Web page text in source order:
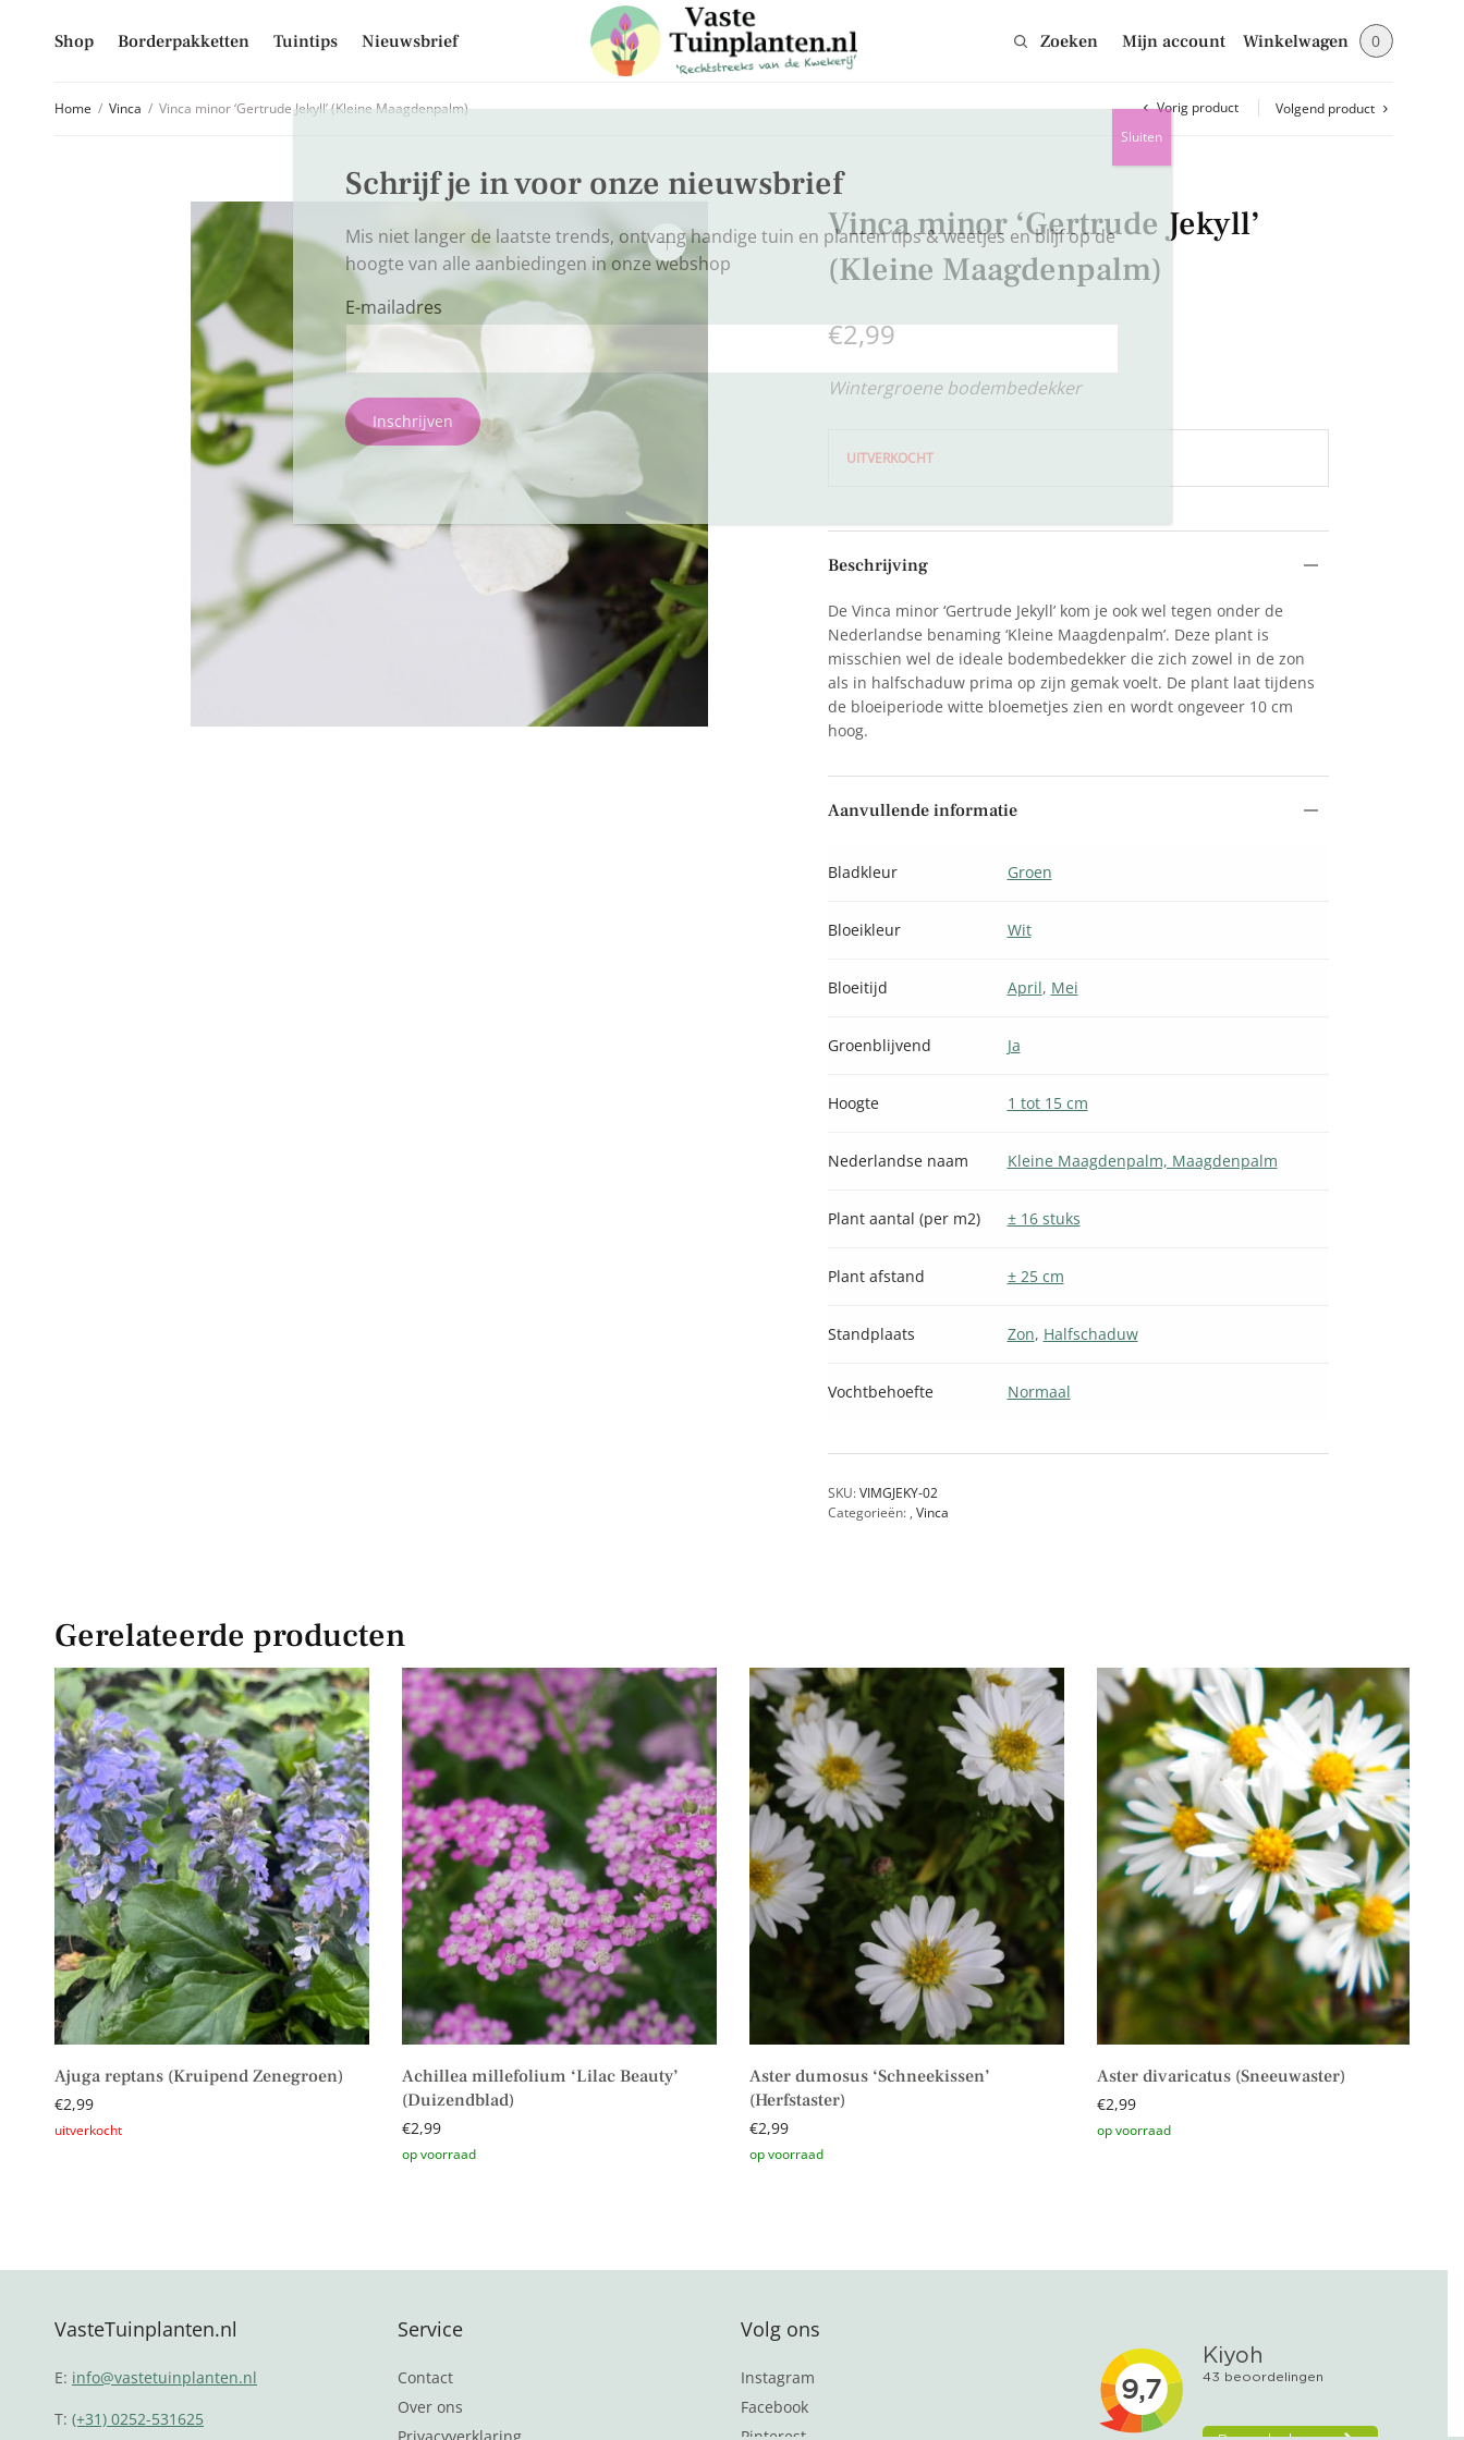
Shop Borderpakketten Tuintips Nieuwsbrief Zoeken Mijn account Winkelwagen 0
Home / Vinca / Vinca minor ‘Gertrude Jekyll’ (Kleine Maagdenpalm) Vorig product Volgend product
Vinca minor ‘Gertrude Jekyll’
(Kleine Maagdenpalm)
€2,99
Wintergroene bodembedekker
UITVERKOCHT
Beschrijving
De Vinca minor ‘Gertrude Jekyll’ kom je ook wel tegen onder de
Nederlandse benaming ‘Kleine Maagdenpalm’. Deze plant is
misschien wel de ideale bodembedekker die zich zowel in de zon
als in halfschaduw prima op zijn gemak voelt. De plant laat tijdens
de bloeiperiode witte bloemetjes zien en wordt ongeveer 10 cm
hoog.
Aanvullende informatie
Bladkleur Groen
Bloeikleur Wit
Bloeitijd April, Mei
Groenblijvend Ja
Hoogte 1 tot 15 cm
Nederlandse naam Kleine Maagdenpalm, Maagdenpalm
Plant aantal (per m2) ± 16 stuks
Plant afstand ± 25 cm
Standplaats Zon, Halfschaduw
Vochtbehoefte Normaal
SKU:VIMGJEKY-02
Categorieën: , Vinca
Gerelateerde producten
Ajuga reptans (Kruipend Zenegroen)
€2,99
Achillea millefolium ‘Lilac Beauty’
(Duizendblad)
€2,99
Aster dumosus ‘Schneekissen’
(Herfstaster)
€2,99
Aster divaricatus (Sneeuwaster)
€2,99
VasteTuinplanten.nl
E: info@vastetuinplanten.nl
T:(+31) 0252-531625
Service
Contact
Over ons
Volg ons
Instagram
Facebook
Schrijf je in voor onze nieuwsbrief
Mis niet langer de laatste trends, ontvang handige tuin en planten tips & weetjes en blijf op de
hoogte van alle aanbiedingen in onze webshop
E-mailadres
Inschrijven
Sluiten